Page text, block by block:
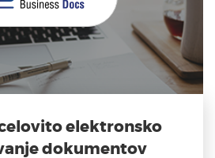
celovito elektronsko
dokumentov